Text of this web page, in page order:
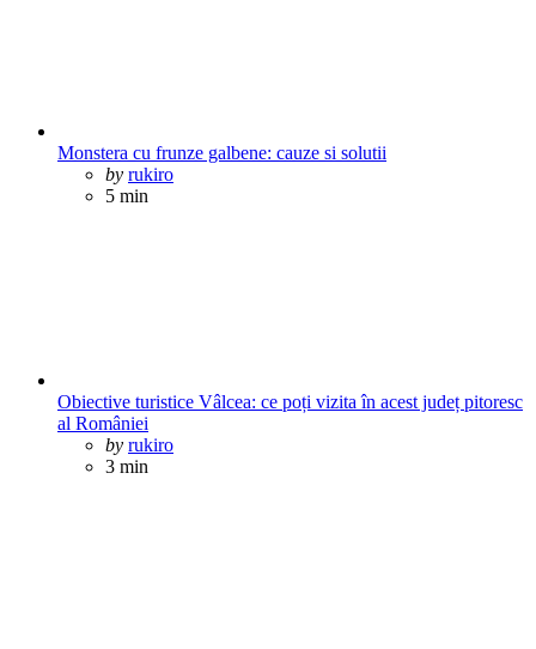
Monstera cu frunze galbene: cauze si solutii
Posted
by rukiro
5 min
Obiective turistice Vâlcea: ce poți vizita în acest județ pitoresc
al României
Posted
by rukiro
3 min